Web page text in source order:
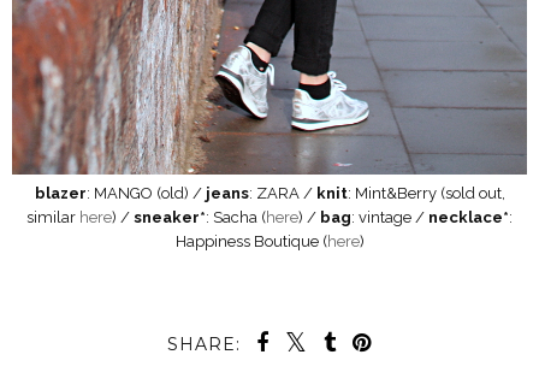
blazer: MANGO (old) / jeans: ZARA/ knit: Mint&Berry (sold out,
similar here) / sneaker*: Sacha (here) / bag: vintage / necklace*:
Happiness Boutique (here)
SHARE: